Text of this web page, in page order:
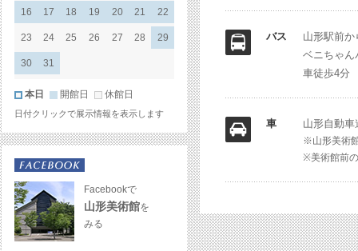
16 17 18 19 20 21 22
23 24 25 26 27 28 29
30 31
本日 開館日 休館日
日付クリックで展示情報を表示します
Facebookで
山形美術館を
みる
バス
山形駅前
ベニちゃん
車徒歩4分
車 山形自動
※山形美術
※美術館前